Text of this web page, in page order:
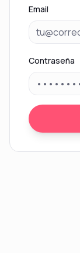
Email
Contraseña